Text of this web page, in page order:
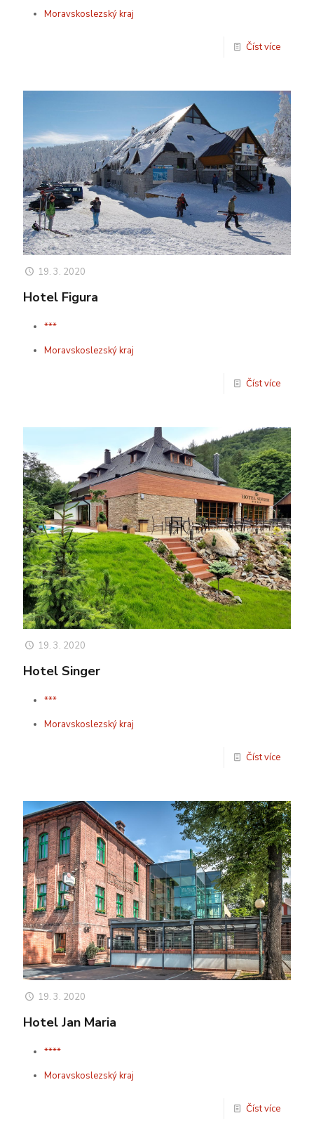
Moravskoslezský kraj
Číst více
19. 3. 2020
Hotel Figura
***
Moravskoslezský kraj
Číst více
19. 3. 2020
Hotel Singer
***
Moravskoslezský kraj
Číst více
19. 3. 2020
Hotel Jan Maria
****
Moravskoslezský kraj
Číst více